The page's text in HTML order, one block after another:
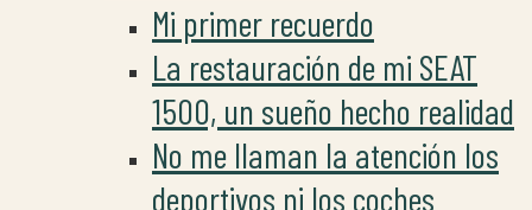
Mi primer recuerdo
La restauración de mi SEAT
1500, un sueño hecho realidad
No me llaman la atención los
deportivos ni los coches